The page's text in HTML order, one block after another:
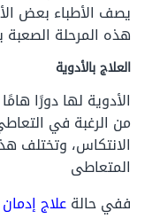
يصف الأطباء بعض
هذه المرحلة الصعبة
العلاج بالأدوية
الأدوية لها دورًا
من الرغبة في
الانتكاس، وتختلف
المتعاطى
ففي حالةعلاج